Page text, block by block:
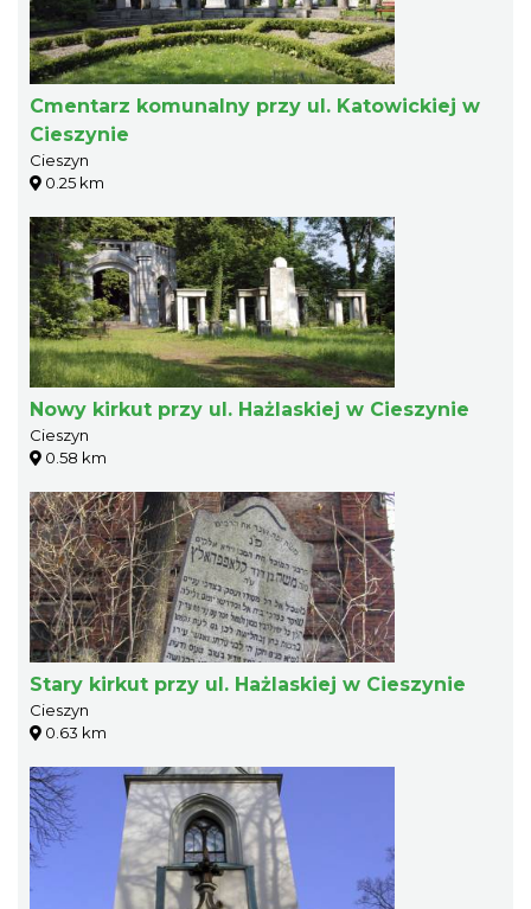
Cmentarz komunalny przy ul. Katowickiej w
Cieszynie
Cieszyn
0.25 km
Nowy kirkut przy ul. Hażlaskiej w Cieszynie
Cieszyn
0.58 km
Stary kirkut przy ul. Hażlaskiej w Cieszynie
Cieszyn
0.63 km